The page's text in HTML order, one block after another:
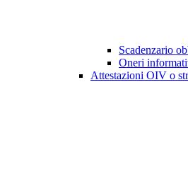
Scadenzario
Oneri
Attestazioni OIV o